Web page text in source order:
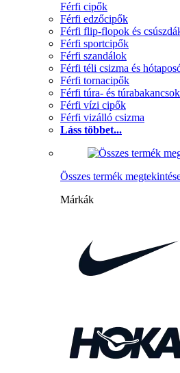
Férfi cipők
Férfi edzőcipők
Férfi flip-flopok és
Férfi sportcipők
Férfi szandálok
Férfi téli csizma és
Férfi tornacipők
Férfi túra- és túrabakancsok
Férfi vízi cipők
Férfi vizálló csizma
Láss többet...
Összes termék
Márkák